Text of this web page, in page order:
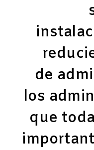
de
los
que